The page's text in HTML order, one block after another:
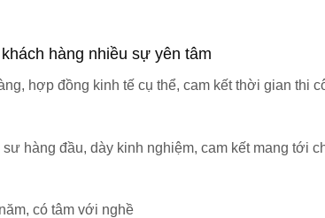
hàng nhiều sự yên tâm
hợp đồng kinh tế cụ thể, cam kết thời gian thi
hàng đầu, dày kinh nghiệm, cam kết mang tới
có tâm với nghề